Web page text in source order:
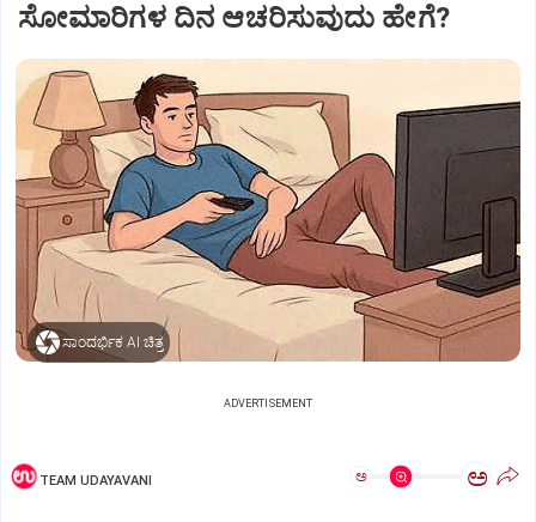
ಸೋಮಾರಿಗಳ ದಿನ ಆಚರಿಸುವುದು ಹೇಗೆ?
ಸಾಂದರ್ಭಿಕ AI ಚಿತ್ರ
ADVERTISEMENT
TEAM UDAYAVANI ಅ ಅ